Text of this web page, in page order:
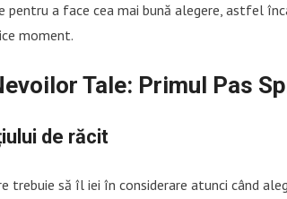
pentru a face cea mai bună alegere, astfel
moment.
Tale: Primul Pas
de răcit
trebuie să îl iei în considerare atunci când